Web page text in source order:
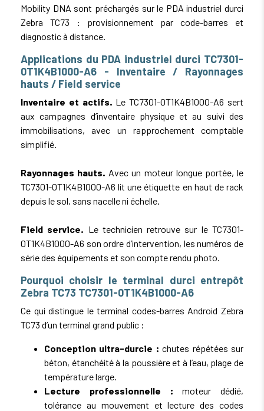
Mobility DNA sont préchargés sur le PDA industriel durci
Zebra TC73 : provisionnement par code-barres et
diagnostic à distance.
Applications du PDA industriel durci TC7301-
0T1K4B1000-A6 - Inventaire / Rayonnages
hauts / Field service
Inventaire et actifs. Le TC7301-0T1K4B1000-A6 sert
aux campagnes d’inventaire physique et au suivi des
immobilisations, avec un rapprochement comptable
simplifié.
Rayonnages hauts. Avec un moteur longue portée, le
TC7301-0T1K4B1000-A6 lit une étiquette en haut de rack
depuis le sol, sans nacelle ni échelle.
Field service. Le technicien retrouve sur le TC7301-
0T1K4B1000-A6 son ordre d’intervention, les numéros de
série des équipements et son compte rendu photo.
Pourquoi choisir le terminal durci entrepôt
Zebra TC73 TC7301-0T1K4B1000-A6
Ce qui distingue le terminal codes-barres Android Zebra
TC73 d’un terminal grand public :
Conception ultra-durcie : chutes répétées sur
béton, étanchéité à la poussière et à l’eau, plage de
température large.
Lecture professionnelle : moteur dédié,
tolérance au mouvement et lecture des codes